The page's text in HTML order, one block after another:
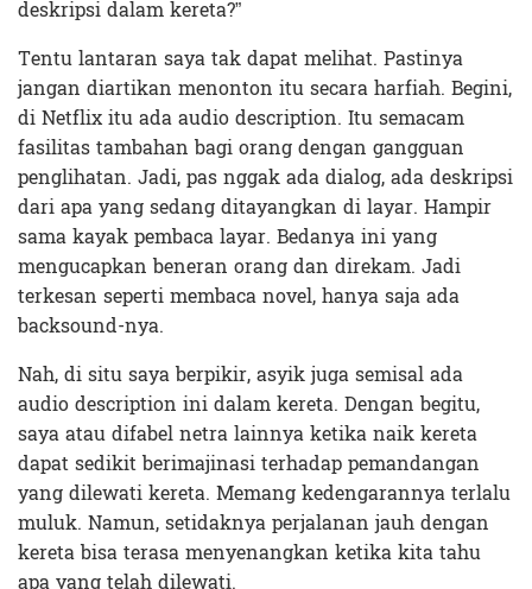
deskripsi dalam kereta?”
Tentu lantaran saya tak dapat melihat. Pastinya
jangan diartikan menonton itu secara harfiah. Begini,
di Netflix itu ada audio description. Itu semacam
fasilitas tambahan bagi orang dengan gangguan
penglihatan. Jadi, pas nggak ada dialog, ada deskripsi
dari apa yang sedang ditayangkan di layar. Hampir
sama kayak pembaca layar. Bedanya ini yang
mengucapkan beneran orang dan direkam. Jadi
terkesan seperti membaca novel, hanya saja ada
backsound-nya.
Nah, di situ saya berpikir, asyik juga semisal ada
audio description ini dalam kereta. Dengan begitu,
saya atau difabel netra lainnya ketika naik kereta
dapat sedikit berimajinasi terhadap pemandangan
yang dilewati kereta. Memang kedengarannya terlalu
muluk. Namun, setidaknya perjalanan jauh dengan
kereta bisa terasa menyenangkan ketika kita tahu
apa yang telah dilewati.